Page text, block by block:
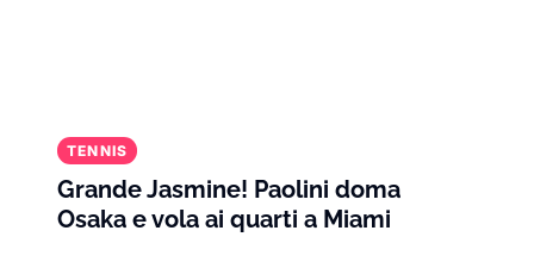
TENNIS
Grande Jasmine! Paolini doma
Osaka e vola ai quarti a Miami